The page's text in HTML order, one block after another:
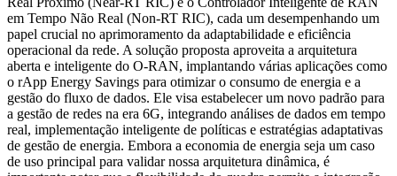
em Tempo Não Real (Non-RT RIC), cada um desempenhando um
papel crucial no aprimoramento da adaptabilidade e eficiência
operacional da rede. A solução proposta aproveita a arquitetura
aberta e inteligente do O-RAN, implantando várias aplicações como
o rApp Energy Savings para otimizar o consumo de energia e a
gestão do fluxo de dados. Ele visa estabelecer um novo padrão para
a gestão de redes na era 6G, integrando análises de dados em tempo
real, implementação inteligente de políticas e estratégias adaptativas
de gestão de energia. Embora a economia de energia seja um caso
de uso principal para validar nossa arquitetura dinâmica, é